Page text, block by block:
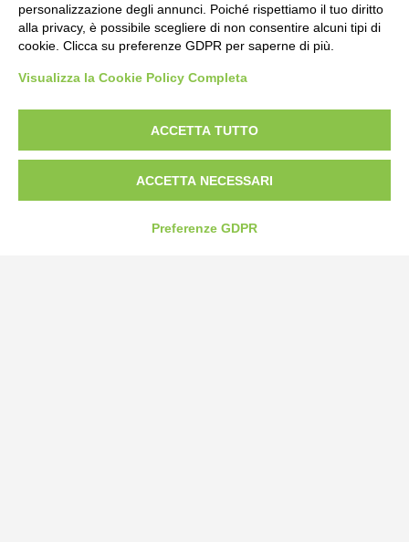
Strada Statale 231 Alba-Bra
Fax: 0172-487399
info@bogliano.it
personalizzazione degli annunci. Poiché rispettiamo il tuo diritto
alla privacy, è possibile scegliere di non consentire alcuni tipi di
cookie. Clicca su preferenze GDPR per saperne di più.
Visualizza la Cookie Policy Completa
ACCETTA TUTTO
ACCETTA NECESSARI
Preferenze GDPR